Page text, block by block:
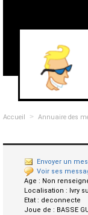
Accueil > Annuaire des
Envoyer un
Voir ses
Age : Non
Localisation : Ivry
Etat : deconnecte
Joue de : BASSE